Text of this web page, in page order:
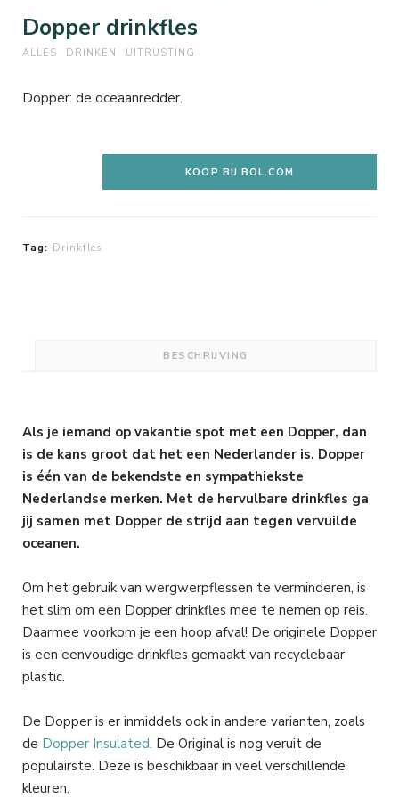
Dopper drinkfles
ALLES DRINKEN UITRUSTING
Dopper: de oceaanredder.
KOOP BIJ BOL.COM
Tag: Drinkfles
BESCHRIJVING
Als je iemand op vakantie spot met een Dopper, dan
is de kans groot dat het een Nederlander is. Dopper
is één van de bekendste en sympathiekste
Nederlandse merken. Met de hervulbare drinkfles ga
jij samen met Dopper de strijd aan tegen vervuilde
oceanen.
Om het gebruik van wergwerpflessen te verminderen, is
het slim om een Dopper drinkfles mee te nemen op reis.
Daarmee voorkom je een hoop afval! De originele Dopper
is een eenvoudige drinkfles gemaakt van recyclebaar
plastic.
De Dopper is er inmiddels ook in andere varianten, zoals
de Dopper Insulated. De Original is nog veruit de
populairste. Deze is beschikbaar in veel verschillende
kleuren.